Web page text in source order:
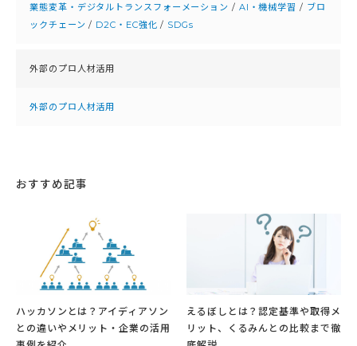
業態変革・デジタルトランスフォーメーション / AI・機械学習 / ブロ
ックチェーン / D2C・EC強化 / SDGs
外部のプロ人材活用
外部のプロ人材活用
おすすめ記事
ハッカソンとは？アイディアソン
との違いやメリット・企業の活用
えるぼしとは？認定基準や取得メ
リット、くるみんとの比較まで徹